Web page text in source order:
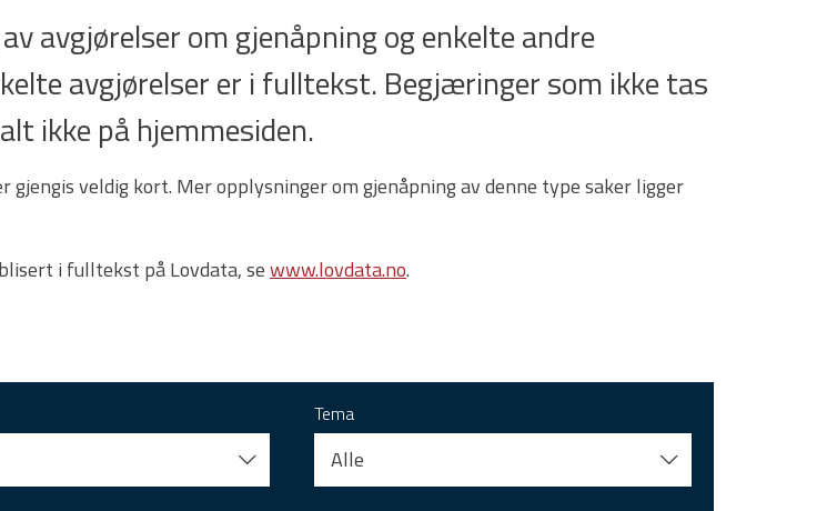
avgjørelser om gjenåpning og enkelte andre
avgjørelser er i fulltekst. Begjæringer som ikke tas
ikke på hjemmesiden.
veldig kort. Mer opplysninger om gjenåpning av denne type saker ligger
i fulltekst på Lovdata, sewww.lovdata.no.
Tema
Alle